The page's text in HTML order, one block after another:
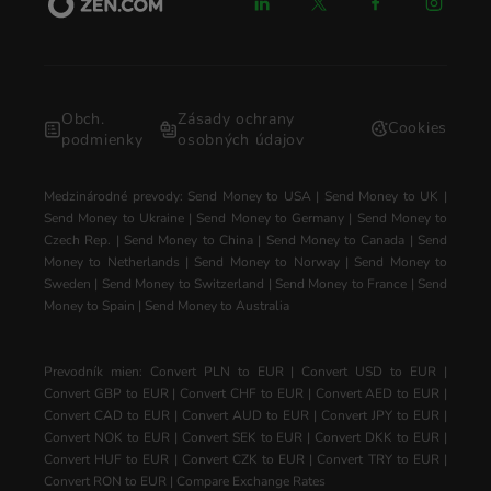
Obch.
podmienky
Zásady ochrany
osobných údajov
Cookies
Medzinárodné prevody: Send Money to USA | Send Money to UK |
Send Money to Ukraine| Send Money to Germany | Send Money to
Czech Rep. | Send Money to China | Send Money to Canada | Send
Money to Netherlands | Send Money to Norway| Send Money to
Sweden | Send Money to Switzerland | Send Money to France | Send
Money to Spain | Send Money to Australia
Prevodník mien: Convert PLN to EUR | Convert USD to EUR |
Convert GBP to EUR | Convert CHF to EUR | Convert AED to EUR |
Convert CAD to EUR | Convert AUD to EUR | Convert JPY to EUR |
Convert NOK to EUR | Convert SEK to EUR | Convert DKK to EUR |
Convert HUF to EUR | Convert CZK to EUR | Convert TRY to EUR |
Convert RON to EUR | Compare Exchange Rates